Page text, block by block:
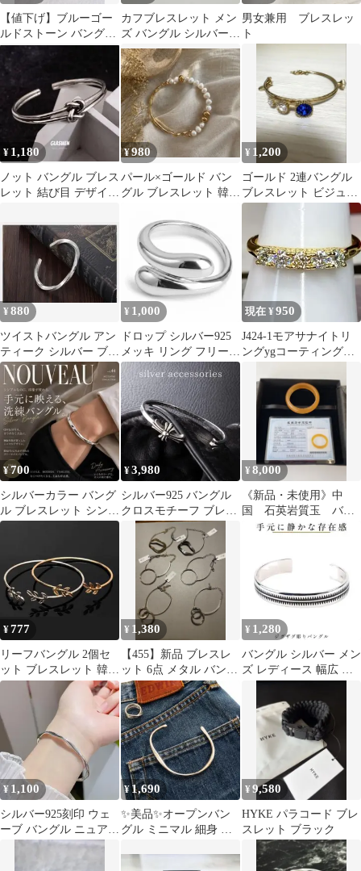
【値下げ】ブルーゴー
ルドストーン バングル
♡満天の星空♡
カフブレスレット メン
ズ バングル シルバー
編み込み 太め 新品 未
使用
男女兼用 ブレスレッ
ト
¥ 1,180
​ノット バングル ブレス
レット 結び目 デザイン
¥980
パール×ゴールド バン
グル ブレスレット 韓国
¥ 1,200
ゴールド 2連バングル
ブレスレット ビジュー
ブルー クリアストーン
¥880
ツイストバングル アン
ティーク シルバー ブラ
ック シルバー925
¥ 1,000
ドロップ シルバー925
メッキ リング フリーサ
イズ 925刻印
現在 ¥950
J424-1モアサナイトリ
ングygコーティングフ
¥700
シルバーカラー バング
ル ブレスレット シンプ
ル レディース フリーサ
¥3,980
シルバー925 バングル
クロスモチーフ ブレス
レット 925刻印 #110
¥8,000
《新品・未使用》中
国 石英岩質玉 バン
グル 保証書付
¥777
リーフバングル 2個セ
ット ブレスレット 韓国
風 メンズ レディース
シンプル
¥ 1,380
【455】新品 ブレスレ
ット 6点 メタル バング
ル ニュアンスモチーフ
¥ 1,280
バングル シルバー メン
ズ レディース 幅広 ジ
グザグ 彫り 腕輪 サイ
ズ調整
¥ 1,100
シルバー925刻印 ウェ
ーブ バングル ニュアン
ス ナミナミ ブレスレッ
¥1,690
✨美品✨オープンバン
グル ミニマル 細身 カ
ズ レディース
¥9,580
HYKE パラコード ブレ
スレット ブラック